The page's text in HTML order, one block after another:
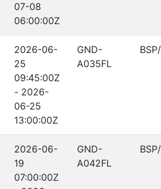
07-08
06:00:00Z
2026-06-
25
09:45:00Z
- 2026-
06-25
13:00:00Z
GND-
A035FL
2026-06-
19
07:00:00Z
GND-
A042FL